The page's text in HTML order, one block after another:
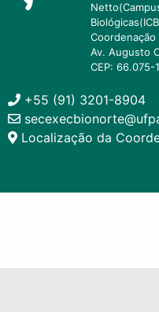
Av. Augusto
CEP: 66.075-
+55 (91) 3201-8904
Localização da